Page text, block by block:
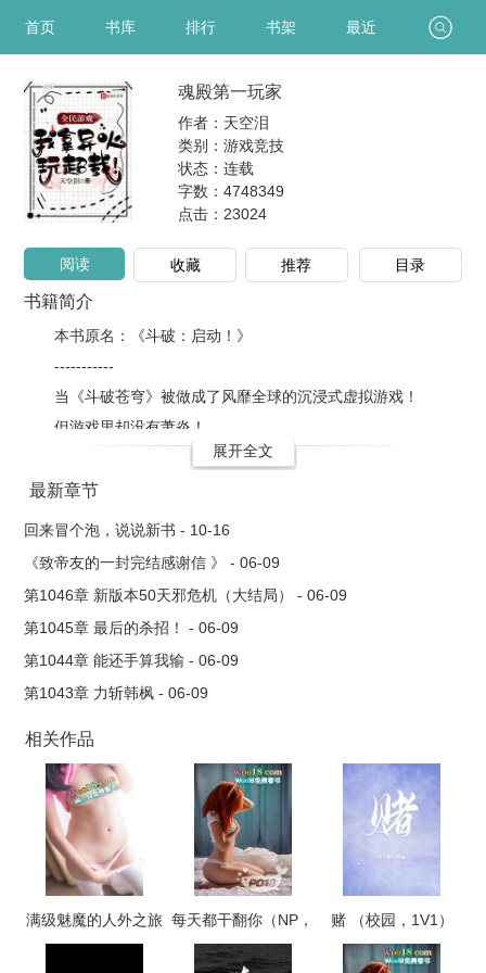
首页 书库 排行 书架 最近
魂殿第一玩家
作者：天空泪
类别：游戏竞技
状态：连载
字数：4748349
点击： 23024
阅读 收藏 推荐 目录
书籍简介
本书原名：《斗破：启动！》
-----------
当《斗破苍穹》被做成了风靡全球的沉浸式虚拟游戏！
但游戏里却没有萧炎！
所以海波东为了破除封印，不得不将希望寄托在玩家身上，
从而一跃成为斗破..
展开全文
最新章节
回来冒个泡，说说新书 - 10-16
《致帝友的一封完结感谢信 》 - 06-09
第1046章 新版本50天邪危机（大结局） - 06-09
第1045章 最后的杀招！ - 06-09
第1044章 能还手算我输 - 06-09
第1043章 力斩韩枫 - 06-09
相关作品
满级魅魔的人外之旅 每天都干翻你（NP，
高H）
赌 （校园，1V1）